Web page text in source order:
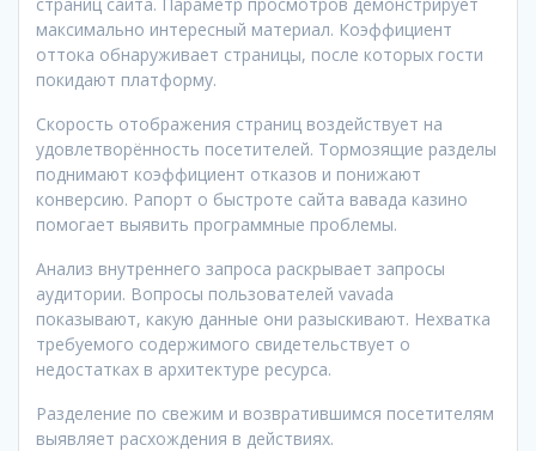
максимально интересный материал. Коэффициент
оттока обнаруживает страницы, после которых гости
покидают платформу.
Скорость отображения страниц воздействует на
удовлетворённость посетителей. Тормозящие разделы
поднимают коэффициент отказов и понижают
конверсию. Рапорт о быстроте сайта вавада казино
помогает выявить программные проблемы.
Анализ внутреннего запроса раскрывает запросы
аудитории. Вопросы пользователей vavada
показывают, какую данные они разыскивают. Нехватка
требуемого содержимого свидетельствует о
недостатках в архитектуре ресурса.
Разделение по свежим и возвратившимся посетителям
выявляет расхождения в действиях.